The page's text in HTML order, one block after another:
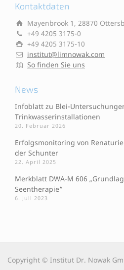
Kontaktdaten
Mayenbrook 1, 28870
+49 4205 3175-0
+49 4205 3175-10
institut@limnowak.com
So finden Sie uns
News
Infoblatt zu Blei-
Trinkwasserinstallationen
20. Februar 2026
Erfolgsmonitoring von
der Schunter
22. April 2025
Merkblatt DWA-M 606
Seentherapie“
6. Juli 2023
Copyright © Institut Dr. Nowak